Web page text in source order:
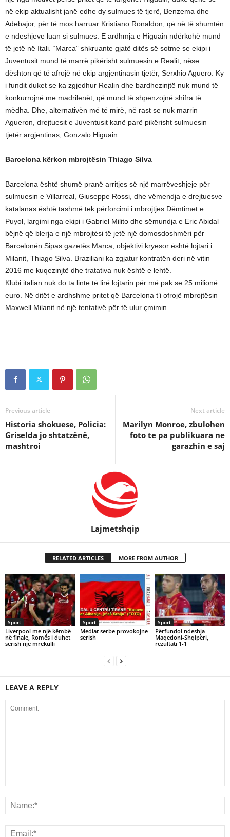
në ekip aktualisht janë edhe dy sulmues të tjerë, Benzema dhe
Adebajor, për të mos harruar Kristiano Ronaldon, që në të shumtën
e ndeshjeve luan si sulmues. E ardhmja e Higuain ndërkohë mund
të jetë në Itali. “Marca” shkruante gjatë ditës së sotme se ekipi i
Juventusit mund të marrë pikërisht sulmuesin e Realit, nëse
dështon që të afrojë në ekip argjentinasin tjetër, Serxhio Aguero. Ky
i fundit duket se ka zgjedhur Realin dhe bardhezinjtë nuk mund të
konkurrojnë me madrilenët, që mund të shpenzojnë shifra të
mëdha. Dhe, alternativën më të mirë, në rast se nuk marrin
Agueron, drejtuesit e Juventusit kanë parë pikërisht sulmuesin
tjetër argjentinas, Gonzalo Higuain.
Barcelona kërkon mbrojtësin Thiago Silva
Barcelona është shumë pranë arritjes së një marrëveshjeje për
sulmuesin e Villarreal, Giuseppe Rossi, dhe vëmendja e drejtuesve
katalanas është tashmë tek përforcimi i mbrojtjes.Dëmtimet e
Puyol, largimi nga ekipi i Gabriel Milito dhe sëmundja e Eric Abidal
bëjnë që blerja e një mbrojtësi të jetë një domosdoshmëri për
Barcelonën.Sipas gazetës Marca, objektivi kryesor është lojtari i
Milanit, Thiago Silva. Braziliani ka zgjatur kontratën deri në vitin
2016 me kuqezinjtë dhe tratativa nuk është e lehtë.
Klubi italian nuk do ta linte të lirë lojtarin për më pak se 25 milionë
euro. Në ditët e ardhshme pritet që Barcelona t’i ofrojë mbrojtësin
Maxwell Milanit në një tentativë për të ulur çmimin.
Previous article
Historia shokuese, Policia:
Griselda jo shtatzënë,
mashtroi
Next article
Marilyn Monroe, zbulohen
foto te pa publikuara ne
garazhin e saj
Lajmetshqip
RELATED ARTICLES MORE FROM AUTHOR
Sport
Liverpool me një këmbë
në finale, Romës i duhet
sërish një mrekulli
Sport
Mediat serbe provokojne
serish
Sport
Përfundoi ndeshja
Maqedoni-Shqipëri,
rezultati 1-1
LEAVE A REPLY